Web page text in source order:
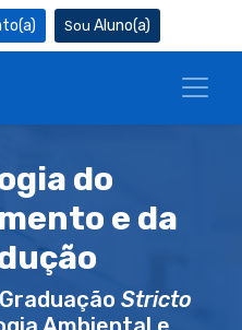
Aluno(a)
do
e da
Stricto